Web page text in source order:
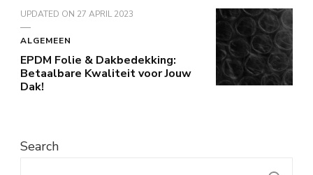
UPDATED ON 27 APRIL 2023
ALGEMEEN
EPDM Folie & Dakbedekking:
Betaalbare Kwaliteit voor Jouw
Dak!
Search